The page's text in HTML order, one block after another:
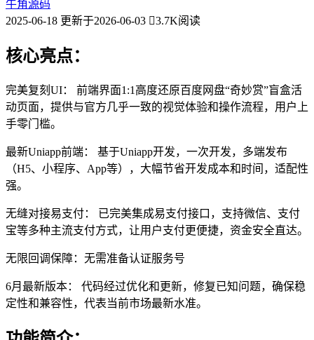
牛角源码
2025-06-18 更新于2026-06-03 3.7K阅读
核心亮点：
完美复刻UI： 前端界面1:1高度还原百度网盘“奇妙赏”盲盒活
动页面，提供与官方几乎一致的视觉体验和操作流程，用户上
手零门槛。
最新Uniapp前端： 基于Uniapp开发，一次开发，多端发布
（H5、小程序、App等），大幅节省开发成本和时间，适配性
强。
无缝对接易支付： 已完美集成易支付接口，支持微信、支付
宝等多种主流支付方式，让用户支付更便捷，资金安全直达。
无限回调保障：无需准备认证服务号
6月最新版本： 代码经过优化和更新，修复已知问题，确保稳
定性和兼容性，代表当前市场最新水准。